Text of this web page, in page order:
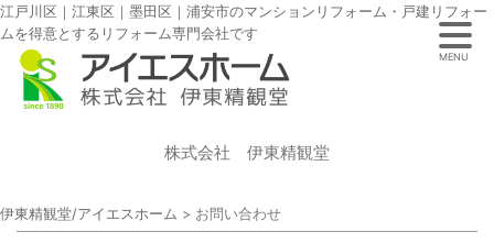
江戸川区｜江東区｜墨田区｜浦安市のマンションリフォーム・戸建リフォー
ムを得意とするリフォーム専門会社です
株式会社 伊東精観堂
伊東精観堂/アイエスホーム > お問い合わせ
MENU